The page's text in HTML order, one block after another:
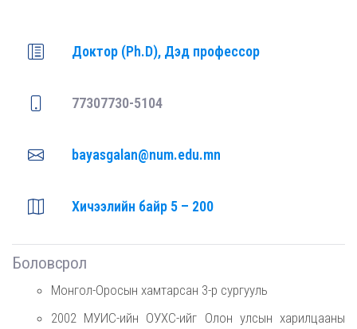
Доктор (Ph.D), Дэд профессор
77307730-5104
bayasgalan@num.edu.mn
Хичээлийн байр 5 – 200
Боловсрол
Монгол-Оросын хамтарсан 3-р сургууль
2002 МУИС-ийн ОУХС-ийг Олон улсын харилцааны